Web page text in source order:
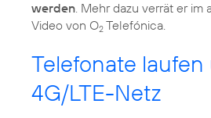
werden . Mehr dazu verrät er
Video von O2 Telefónica.
Telefonate laufen
4G/LTE-Netz